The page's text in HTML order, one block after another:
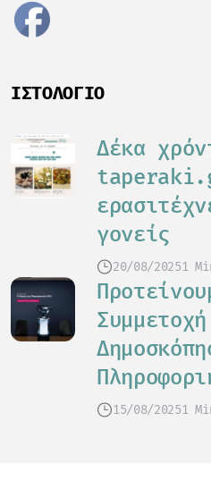
ΙΣΤΟΛΌΓΙΟ
Δέκα
γονείς
20/08/20251
15/08/20251